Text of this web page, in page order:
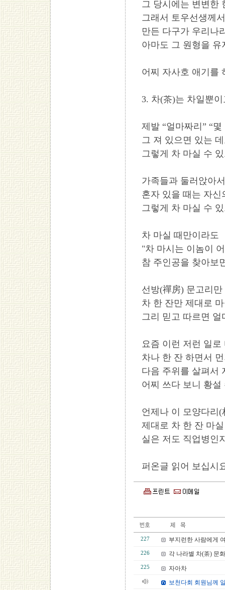
그 당시에는 변변한
그래서 토우선생께
만든 다구가 우리나
아마도 그 원형을
어찌 자사호 애기를
3. 차(茶)는 차일뿐
제발 “얼마짜리” “
그 져 있으면 있는
그렇게 차 마실 수
가족들과 둘러앉아
혼자 있을 때는 자
그렇게 차 마실 수
차 마실 때만이라도
"차 마시는 이놈이
참 주인공을 찾아보
선방(禪房) 문고리
차 한 잔만 제대로
그리 믿고 따르면 얼
요즘 이런 저런 일
차나 한 잔 하면서
다음 주위를 살펴서
어찌 쓰다 보니 황
언제나 이 모양다리
제대로 차 한 잔 마
실은 저도 직업병인
퍼온글 읽어 보십시
227 부지런한 사람에게
226 각 나라별 차(茶) 문화
225
자아차
보천다회 회원님께